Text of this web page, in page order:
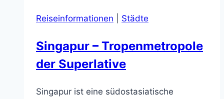
Monument
Menschheitsgeschichte
Reiseinformationen Städte
Singapur – Tropenmetropole
der Superlative
Singapur ist eine südostasiatische